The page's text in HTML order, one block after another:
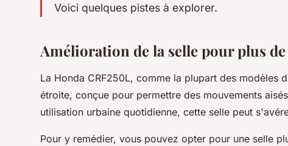
Voici quelques pistes à explorer.
Amélioration de la selle pour plus
La Honda CRF250L, comme la plupart des modèles
étroite, conçue pour permettre des mouvements
utilisation urbaine quotidienne, cette selle peut
Pour y remédier, vous pouvez opter pour une selle